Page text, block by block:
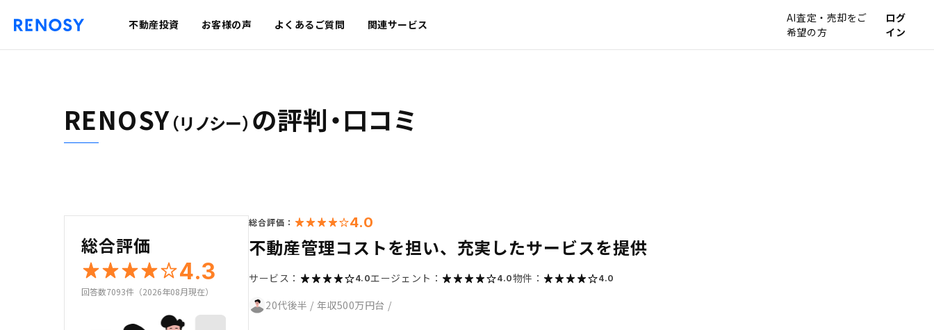
不動産投資 お客様の声 よくあるご質問 関連サービス
AI査定・売却をご
希望の方
ログ
イン
RENOSY（リノシー） の評判・口コミ
総合評価
4.3
回答数7093件（2026年08月現在）
総合評価： 4.0
不動産管理コストを担い、充実したサービスを提供
サービス： 4.0エージェント： 4.0物件： 4.0
20代後半 / 年収500万円台 /